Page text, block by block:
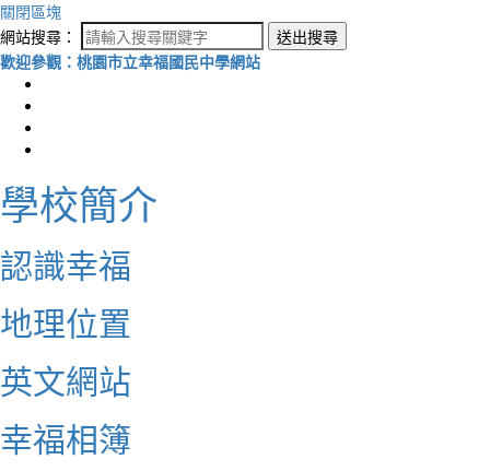
關閉區塊
網站搜尋：
送出搜尋
歡迎參觀：桃園市立幸福國民中學網站
學校簡介
認識幸福
地理位置
英文網站
幸福相簿